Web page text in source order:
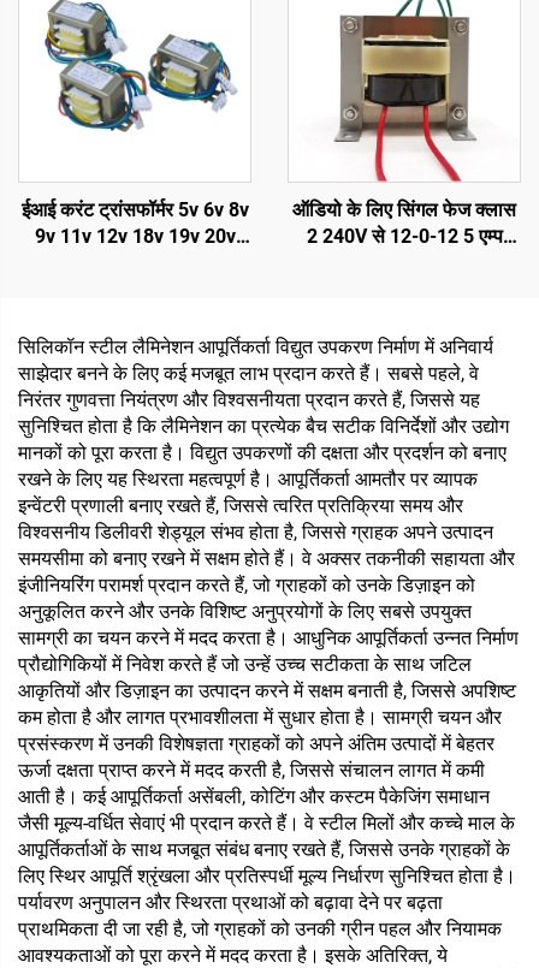
ईआई करंट ट्रांसफॉर्मर 5v 6v 8v
9v 11v 12v 18v 19v 20v
ऑडियो के लिए सिंगल फेज क्लास
2 240V से 12-0-12 5 एम्प
सिलिकॉन स्टील लैमिनेशन आपूर्तिकर्ता विद्युत उपकरण निर्माण में अनिवार्य
साझेदार बनने के लिए कई मजबूत लाभ प्रदान करते हैं। सबसे पहले, वे
निरंतर गुणवत्ता नियंत्रण और विश्वसनीयता प्रदान करते हैं, जिससे यह
सुनिश्चित होता है कि लैमिनेशन का प्रत्येक बैच सटीक विनिर्देशों और उद्योग
मानकों को पूरा करता है। विद्युत उपकरणों की दक्षता और प्रदर्शन को बनाए
रखने के लिए यह स्थिरता महत्वपूर्ण है। आपूर्तिकर्ता आमतौर पर व्यापक
इन्वेंटरी प्रणाली बनाए रखते हैं, जिससे त्वरित प्रतिक्रिया समय और
विश्वसनीय डिलीवरी शेड्यूल संभव होता है, जिससे ग्राहक अपने उत्पादन
समयसीमा को बनाए रखने में सक्षम होते हैं। वे अक्सर तकनीकी सहायता और
इंजीनियरिंग परामर्श प्रदान करते हैं, जो ग्राहकों को उनके डिज़ाइन को
अनुकूलित करने और उनके विशिष्ट अनुप्रयोगों के लिए सबसे उपयुक्त
सामग्री का चयन करने में मदद करता है। आधुनिक आपूर्तिकर्ता उन्नत निर्माण
प्रौद्योगिकियों में निवेश करते हैं जो उन्हें उच्च सटीकता के साथ जटिल
आकृतियों और डिज़ाइन का उत्पादन करने में सक्षम बनाती है, जिससे अपशिष्ट
कम होता है और लागत प्रभावशीलता में सुधार होता है। सामग्री चयन और
प्रसंस्करण में उनकी विशेषज्ञता ग्राहकों को अपने अंतिम उत्पादों में बेहतर
ऊर्जा दक्षता प्राप्त करने में मदद करती है, जिससे संचालन लागत में कमी
आती है। कई आपूर्तिकर्ता असेंबली, कोटिंग और कस्टम पैकेजिंग समाधान
जैसी मूल्य-वर्धित सेवाएं भी प्रदान करते हैं। वे स्टील मिलों और कच्चे माल के
आपूर्तिकर्ताओं के साथ मजबूत संबंध बनाए रखते हैं, जिससे उनके ग्राहकों के
लिए स्थिर आपूर्ति श्रृंखला और प्रतिस्पर्धी मूल्य निर्धारण सुनिश्चित होता है।
पर्यावरण अनुपालन और स्थिरता प्रथाओं को बढ़ावा देने पर बढ़ता
प्राथमिकता दी जा रही है, जो ग्राहकों को उनकी ग्रीन पहल और नियामक
आवश्यकताओं को पूरा करने में मदद करता है। इसके अतिरिक्त, ये